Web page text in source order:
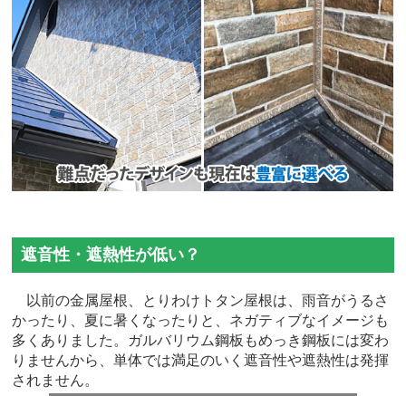
遮音性・遮熱性が低い？
以前の金属屋根、とりわけトタン屋根は、雨音がうるさ
かったり、夏に暑くなったりと、ネガティブなイメージも
多くありました。ガルバリウム鋼板もめっき鋼板には変わ
りませんから、単体では満足のいく遮音性や遮熱性は発揮
されません。